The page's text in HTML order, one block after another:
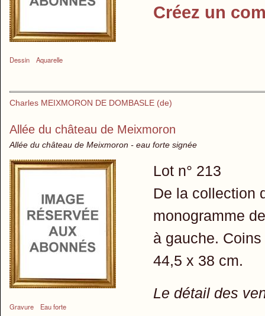
Dessin Aquarelle
Créez un
Charles MEIXMORON DE DOMBASLE (de)
Allée du château de Meixmoron
Allée du château de Meixmoron - eau forte signée
Gravure Eau forte
Lot n° 213
De la collection
monogramme
à gauche.
44,5 x 38 cm.
Le détail des